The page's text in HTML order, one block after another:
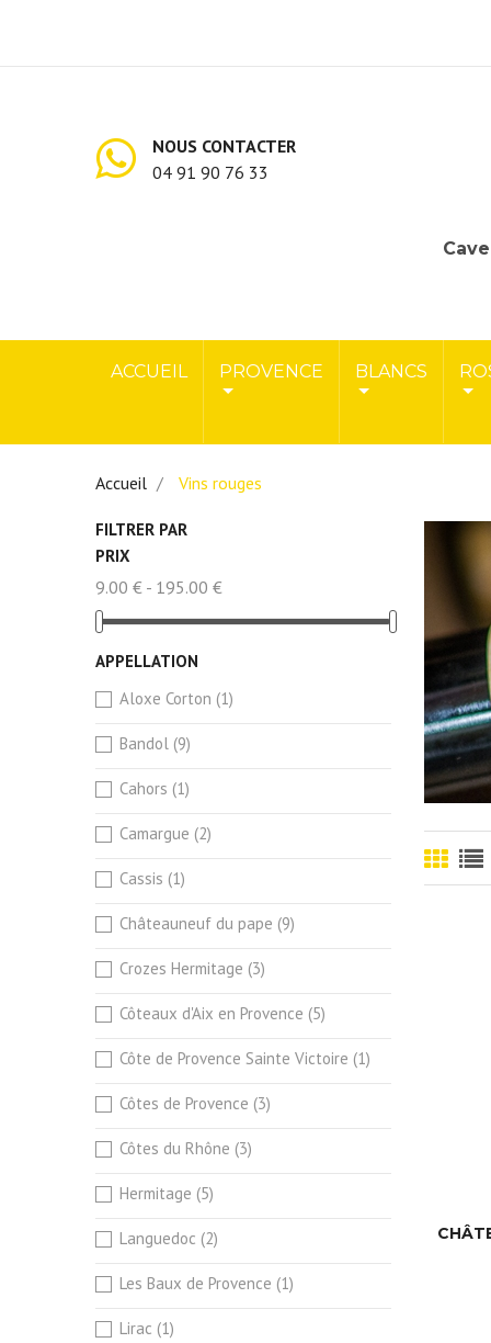
NOUS CONTACTER
04 91 90 76 33
ACCUEIL PROVENCE BLANCS
Accueil Vins rouges
FILTRER PAR
PRIX
9.00 € - 195.00 €
APPELLATION
Aloxe Corton (1)
Bandol (9)
Cahors (1)
Camargue (2)
Cassis (1)
Châteauneuf du pape (9)
Crozes Hermitage (3)
Côteaux d'Aix en Provence (5)
Côte de Provence Sainte Victoire (1)
Côtes de Provence (3)
Côtes du Rhône (3)
Hermitage (5)
Languedoc (2)
Les Baux de Provence (1)
Lirac (1)